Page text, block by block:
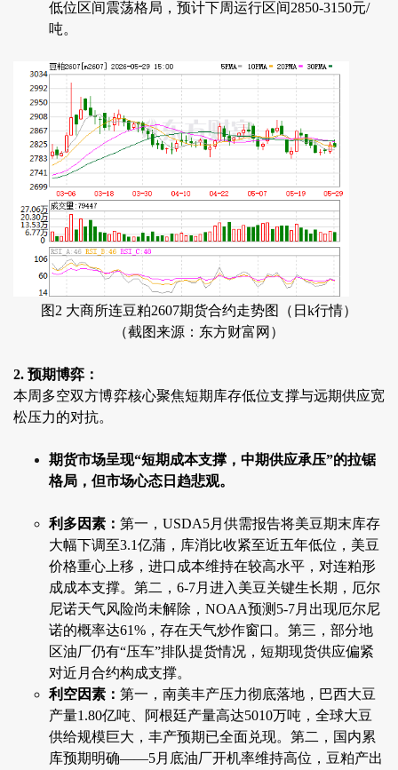
低位区间震荡格局，预计下周运行区间2850-3150元/
吨。
图2 大商所连豆粕2607期货合约走势图（日k行情）
（截图来源：东方财富网）
2. 预期博弈：
本周多空双方博弈核心聚焦短期库存低位支撑与远期供应宽
松压力的对抗。
期货市场呈现“短期成本支撑，中期供应承压”的拉锯
格局，但市场心态日趋悲观。
利多因素： 第一，USDA5月供需报告将美豆期末库存
大幅下调至3.1亿蒲，库消比收紧至近五年低位，美豆
价格重心上移，进口成本维持在较高水平，对连粕形
成成本支撑。第二，6-7月进入美豆关键生长期，厄尔
尼诺天气风险尚未解除，NOAA预测5-7月出现厄尔尼
诺的概率达61%，存在天气炒作窗口。第三，部分地
区油厂仍有“压车”排队提货情况，短期现货供应偏紧
对近月合约构成支撑。
利空因素： 第一，南美丰产压力彻底落地，巴西大豆
产量1.80亿吨、阿根廷产量高达5010万吨，全球大豆
供给规模巨大，丰产预期已全面兑现。第二，国内累
库预期明确——5月底油厂开机率维持高位，豆粕产出